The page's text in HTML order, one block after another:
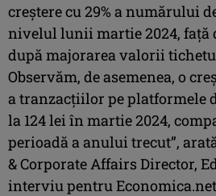
creștere cu 29% a numărului
nivelul lunii martie 2024, față
după majorarea valorii
Observăm, de asemenea, o
a tranzacțiilor pe platformele
la 124 lei în martie 2024,
perioadă a anului trecut”,
& Corporate Affairs Director,
interviu pentru